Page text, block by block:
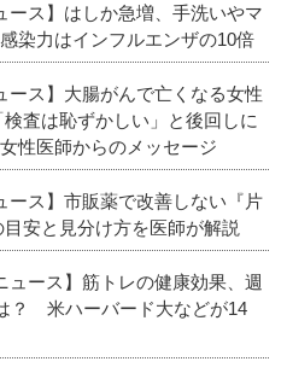
ース】はしか急増、手洗いやマ
染力はインフルエンザの10倍
ース】大腸がんで亡くなる女性
査は恥ずかしい」と後回しに
性医師からのメッセージ
ース】市販薬で改善しない『片
安と見分け方を医師が解説
ュース】筋トレの健康効果、週
？ 米ハーバード大などが14